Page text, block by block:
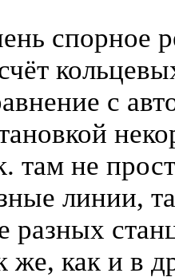
спорное
с
там не
линии,
разных
же, как и в